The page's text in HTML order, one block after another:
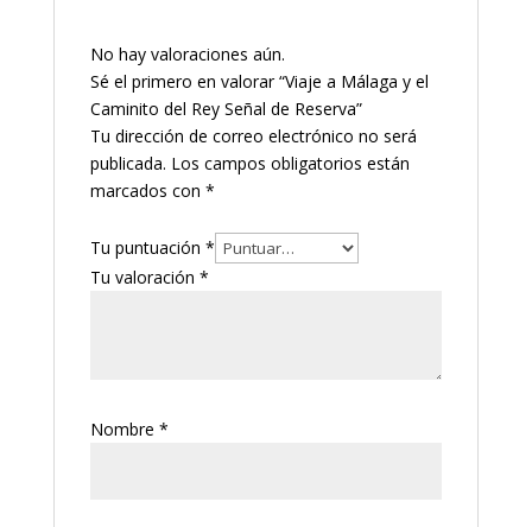
No hay valoraciones aún.
Sé el primero en valorar “Viaje a Málaga y el
Caminito del Rey Señal de Reserva”
Tu dirección de correo electrónico no será
publicada. Los campos obligatorios están
marcados con *
Tu puntuación *
Tu valoración *
Nombre *